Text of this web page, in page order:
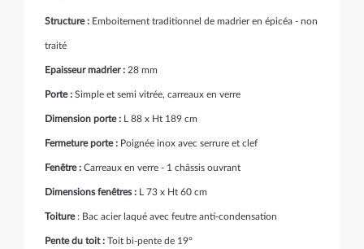
Structure : Emboitement traditionnel de madrier en épicéa - non
traité
Epaisseur madrier : 28 mm
Porte : Simple et semi vitrée, carreaux en verre
Dimension porte : L 88 x Ht 189 cm
Fermeture porte : Poignée inox avec serrure et clef
Fenêtre : Carreaux en verre - 1 châssis ouvrant
Dimensions fenêtres : L 73 x Ht 60 cm
Toiture: Bac acier laqué avec feutre anti-condensation
Pente du toit : Toit bi-pente de 19°